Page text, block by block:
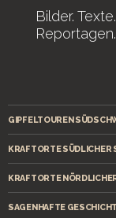
Bilder. Texte.
Reportagen.
GIPFELTOUREN
KRAFTORTE SÜDLICHER
KRAFTORTE
SAGENHAFTE